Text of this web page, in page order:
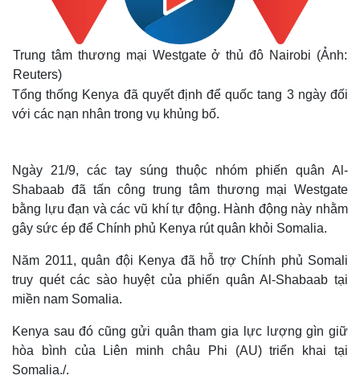
Trung tâm thương mại Westgate ở thủ đô Nairobi (Ảnh:
Reuters)
Tổng thống Kenya đã quyết định để quốc tang 3 ngày đối
với các nạn nhân trong vụ khủng bố.
Ngày 21/9, các tay súng thuộc nhóm phiến quân Al-
Shabaab đã tấn công trung tâm thương mại Westgate
bằng lựu đạn và các vũ khí tự động. Hành động này nhằm
gây sức ép để Chính phủ Kenya rút quân khỏi Somalia.
Năm 2011, quân đội Kenya đã hỗ trợ Chính phủ Somali
truy quét các sào huyệt của phiến quân Al-Shabaab tại
miền nam Somalia.
Kenya sau đó cũng gửi quân tham gia lực lượng gìn giữ
hòa bình của Liên minh châu Phi (AU) triển khai tại
Somalia./.